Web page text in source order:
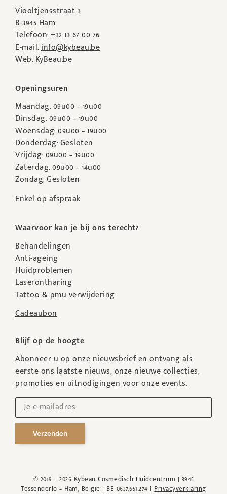
Viooltjensstraat 3
B-3945 Ham
Telefoon:+32 13 67 00 76
E-mail:info@kybeau.be
Web: KyBeau.be
Openingsuren
Maandag: 09u00 – 19u00
Dinsdag: 09u00 – 19u00
Woensdag: 09u00 – 19u00
Donderdag: Gesloten
Vrijdag: 09u00 – 19u00
Zaterdag: 09u00 – 14u00
Zondag: Gesloten
Enkel op afspraak
Waarvoor kan je bij ons terecht?
Behandelingen
Anti-ageing
Huidproblemen
Laserontharing
Tattoo & pmu verwijdering
Cadeaubon
Blijf op de hoogte
Abonneer u op onze nieuwsbrief en ontvang als
eerste ons laatste nieuws, onze nieuwe collecties,
promoties en uitnodigingen voor onze events.
Verzenden
© 2019 – 2026 Kybeau Cosmedisch Huidcentrum | 3945
Tessenderlo – Ham, België | BE 0637.651.274 |Privacyverklaring